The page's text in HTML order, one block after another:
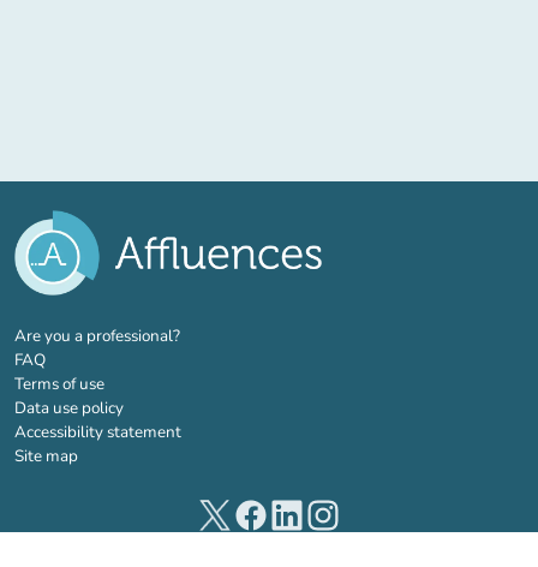
Are you a professional?(new tab)
FAQ
Terms of use
Data use policy
Accessibility statement
Site map
(new tab)(new tab)(new tab)